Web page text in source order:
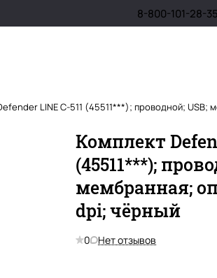
8-800-101-28-35
LINE C-511 (45511***); проводной; USB;
Комплект
(45511***);
мембранная;
dpi; чёрный
0 Нет отзывов